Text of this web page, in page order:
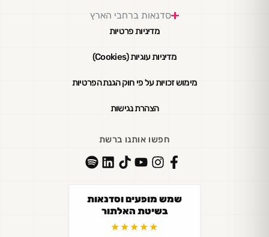
סדנאות ברחבי הארץ
מדיניות פרטיות
מדיניות עוגיות (Cookies)
מימוש זכויות על פי חוק הגנת הפרטיות
הצהרת נגישות
חפשו אותנו ברשת
שמש מופעים וסדנאות
בשיטת האלתור
★★★★★